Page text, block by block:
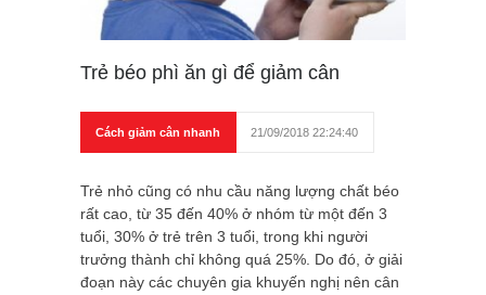
Trẻ béo phì ăn gì để giảm cân
Cách giảm cân nhanh 21/09/2018 22:24:40
Trẻ nhỏ cũng có nhu cầu năng lượng chất béo
rất cao, từ 35 đến 40% ở nhóm từ một đến 3
tuổi, 30% ở trẻ trên 3 tuổi, trong khi người
trưởng thành chỉ không quá 25%. Do đó, ở giải
đoạn này các chuyên gia khuyến nghị nên cân